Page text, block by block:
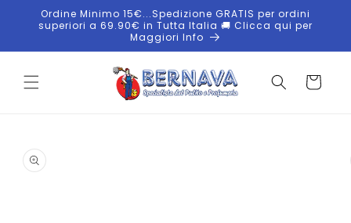
direttamente
ai contenuti
Ordine Minimo 15€...Spedizione GRATIS per ordini
superiori a 69.90€ in Tutta Italia 🚚 Clicca qui per
Maggiori Info
Carrello
informazioni
sul
prodotto